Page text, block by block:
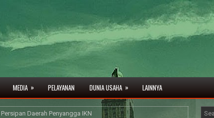
MEDIA » PELAYANAN DUNIA USAHA » LAINNYA
Persipan Daerah Penyangga IKN